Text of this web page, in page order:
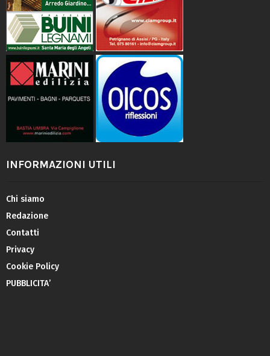
INFORMAZIONI UTILI
Chi siamo
Redazione
Contatti
Privacy
Cookie Policy
PUBBLICITA’